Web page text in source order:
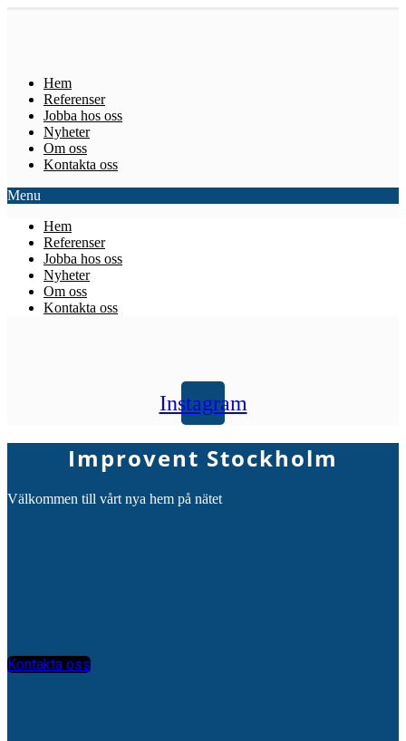
Hem
Referenser
Jobba hos oss
Nyheter
Om oss
Kontakta oss
Menu
Hem
Referenser
Jobba hos oss
Nyheter
Om oss
Kontakta oss
Instagram
Improvent Stockholm
Välkommen till vårt nya hem på nätet
Kontakta oss